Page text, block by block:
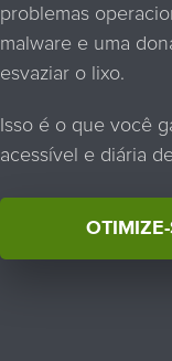
problemas
malware e uma
esvaziar o lixo.
Isso é o que você
acessível e diária
OTIMIZE-